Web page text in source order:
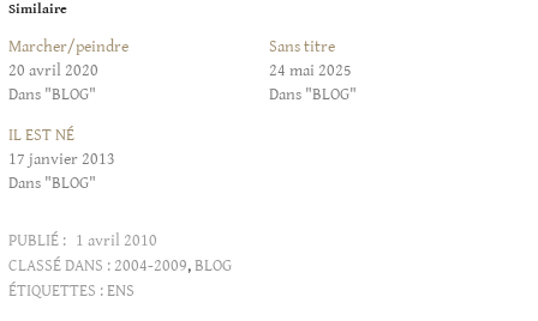
Similaire
Marcher/peindre
20 avril 2020
Dans "BLOG"
Sans titre
24 mai 2025
Dans "BLOG"
IL EST NÉ
17 janvier 2013
Dans "BLOG"
PUBLIÉ : 1 avril 2010
CLASSÉ DANS : 2004-2009,BLOG
ÉTIQUETTES :ENS